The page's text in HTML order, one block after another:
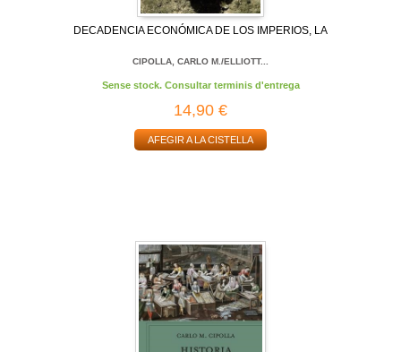
DECADENCIA ECONÓMICA DE LOS IMPERIOS, LA
CIPOLLA, CARLO M./ELLIOTT...
Sense stock. Consultar terminis d'entrega
14,90 €
AFEGIR A LA CISTELLA